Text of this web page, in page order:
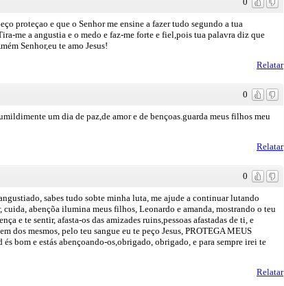
proteçao e que o Senhor me ensine a fazer tudo segundo a tua
me a angustia e o medo e faz-me forte e fiel,pois tua palavra diz que
Senhor,eu te amo Jesus!
Relatar
0
um dia de paz,de amor e de bençoas.guarda meus filhos meu
Relatar
0
sabes tudo sobte minha luta, me ajude a continuar lutando
abençõa ilumina meus filhos, Leonardo e amanda, mostrando o teu
e te sentir, afasta-os das amizades ruins,pessoas afastadas de ti, e
dos mesmos, pelo teu sangue eu te peço Jesus, PROTEGA MEUS
bom e estás abençoando-os,obrigado, obrigado, e para sempre irei te
Relatar